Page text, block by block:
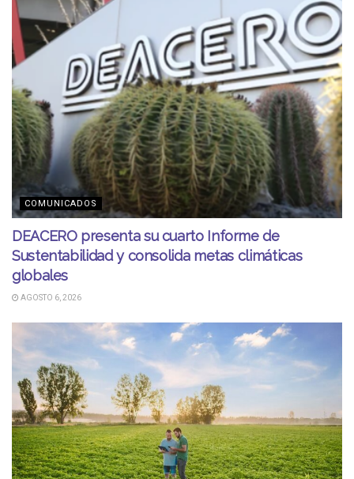
COMUNICADOS
DEACERO presenta su cuarto Informe de
Sustentabilidad y consolida metas climáticas
globales
AGOSTO 6, 2026